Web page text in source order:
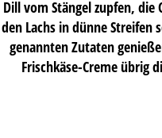
Dill vom Stängel zupfen,
den Lachs in dünne Streifen
genannten Zutaten
Frischkäse-Creme übrig